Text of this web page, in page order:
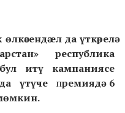
ел да үткәрелә
республика
итүкампаниясе
үтүче премиядә 6